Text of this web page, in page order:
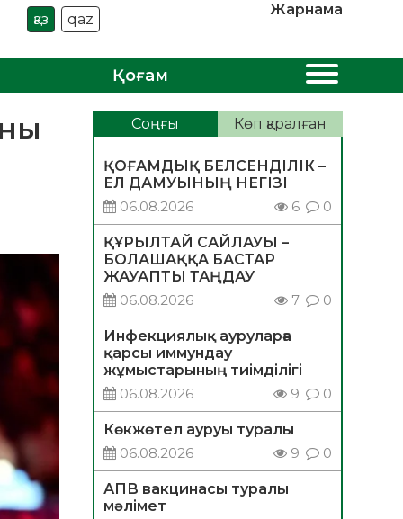
қаз qaz
Жарнама
Қоғам
Соңғы Көп қаралған
ҚОҒАМДЫҚ БЕЛСЕНДІЛІК –
ЕЛ ДАМУЫНЫҢ НЕГІЗІ
06.08.2026
6 0
ҚҰРЫЛТАЙ САЙЛАУЫ –
БОЛАШАҚҚА БАСТАР
ЖАУАПТЫ ТАҢДАУ
06.08.2026
7 0
Инфекциялық ауруларға
қарсы иммундау
жұмыстарының тиімділігі
06.08.2026
9 0
Көкжөтел ауруы туралы
06.08.2026
9 0
АПВ вакцинасы туралы
мәлімет